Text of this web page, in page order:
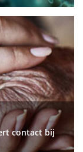
contact bij